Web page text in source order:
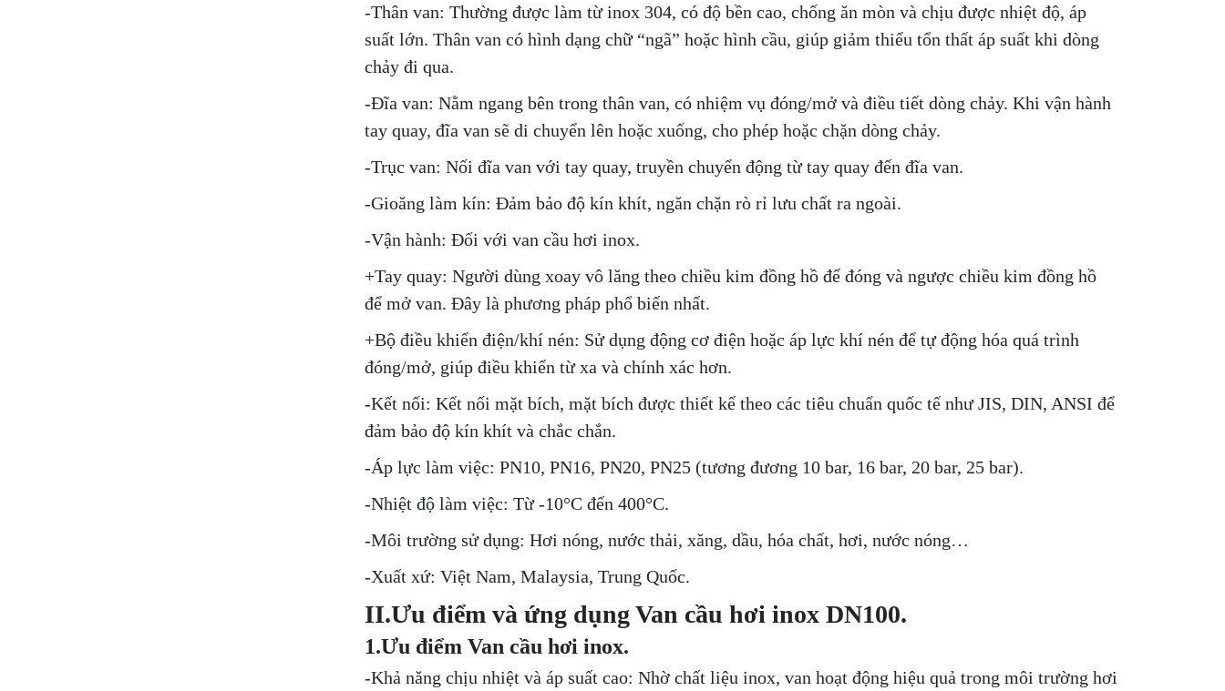
-Thân van: Thường được làm từ inox 304, có độ bền cao, chống ăn mòn và chịu được nhiệt độ, áp
suất lớn. Thân van có hình dạng chữ “ngã” hoặc hình cầu, giúp giảm thiểu tổn thất áp suất khi dòng
chảy đi qua.
-Đĩa van: Nằm ngang bên trong thân van, có nhiệm vụ đóng/mở và điều tiết dòng chảy. Khi vận hành
tay quay, đĩa van sẽ di chuyển lên hoặc xuống, cho phép hoặc chặn dòng chảy.
-Trục van: Nối đĩa van với tay quay, truyền chuyển động từ tay quay đến đĩa van.
-Gioăng làm kín: Đảm bảo độ kín khít, ngăn chặn rò rỉ lưu chất ra ngoài.
-Vận hành: Đối với van cầu hơi inox.
+Tay quay: Người dùng xoay vô lăng theo chiều kim đồng hồ để đóng và ngược chiều kim đồng hồ
để mở van. Đây là phương pháp phổ biến nhất.
+Bộ điều khiển điện/khí nén: Sử dụng động cơ điện hoặc áp lực khí nén để tự động hóa quá trình
đóng/mở, giúp điều khiển từ xa và chính xác hơn.
-Kết nối: Kết nối mặt bích, mặt bích được thiết kế theo các tiêu chuẩn quốc tế như JIS, DIN, ANSI để
đảm bảo độ kín khít và chắc chắn.
-Áp lực làm việc: PN10, PN16, PN20, PN25 (tương đương 10 bar, 16 bar, 20 bar, 25 bar).
-Nhiệt độ làm việc: Từ -10°C đến 400°C.
-Môi trường sử dụng: Hơi nóng, nước thải, xăng, dầu, hóa chất, hơi, nước nóng…
-Xuất xứ: Việt Nam, Malaysia, Trung Quốc.
II.Ưu điểm và ứng dụng Van cầu hơi inox DN100.
1.Ưu điểm Van cầu hơi inox.
-Khả năng chịu nhiệt và áp suất cao: Nhờ chất liệu inox, van hoạt động hiệu quả trong môi trường hơi